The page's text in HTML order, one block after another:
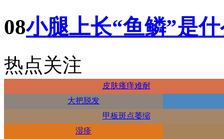
08小腿上长“鱼鳞”是
热点关注
皮肤瘙痒难耐
大把脱发
甲板斑点萎缩
湿疹